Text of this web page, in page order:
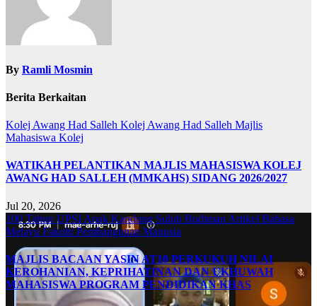
By Ramli Mosmin
Berita Berkaitan
Kolej Awang Had Salleh Kolej Awang Had Salleh Majlis
Mahasiswa Kolej
WATIKAH PELANTIKAN MAJLIS MAHASISWA KOLEJ
AWANG HAD SALLEH (MMKAHS) SIDANG 2026/2027
Jul 20, 2026
100 Tahun UPSI Anak Kandung Suluh Budiman Artikel Bahasa
MelayuFakulti Pembangunan Manusia
MAJLIS BACAAN YASIN AT10 PERKUKUH NILAI
KEROHANIAN, KEPRIHATINAN DAN UKHUWAH
MAHASISWA PROGRAM PENDIDIKAN KHAS